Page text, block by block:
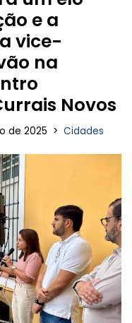
e a
vice-
na
Novos
de 2025 Cidades